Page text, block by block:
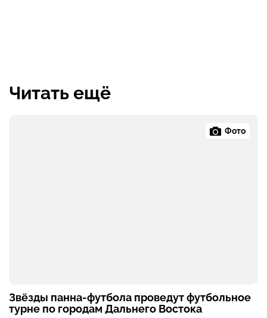
Читать ещё
Фото
Звёзды панна-футбола проведут футбольное
турне по городам Дальнего Востока